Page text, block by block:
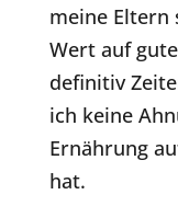
meine Eltern
Wert auf
definitiv
ich keine
Ernährung
hat.